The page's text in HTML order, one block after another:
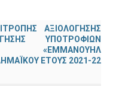
ΑΞΙΟΛΟΓΗΣΗΣ
ΥΠΟΤΡΟΦΙΩΝ
«ΕΜΜΑΝΟΥΗΛ
ΕΤΟΥΣ 2021-22